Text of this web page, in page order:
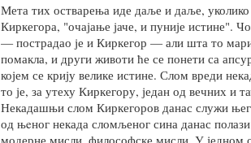
Мета тих остварења иде даље и даље,
Киркегора, "очајање јаче, и пуније истине".
— пострадао је и Киркегор — али шта то
помакла, и други животи ће се понети са
којем се крију велике истине. Слом вреди
то је, за утеху Киркегору, један од вечних и
Некадашњи слом Киркегоров данас служи
од њeног некада сломљеног сина данас
модерне мисли, философске мисли. У једном